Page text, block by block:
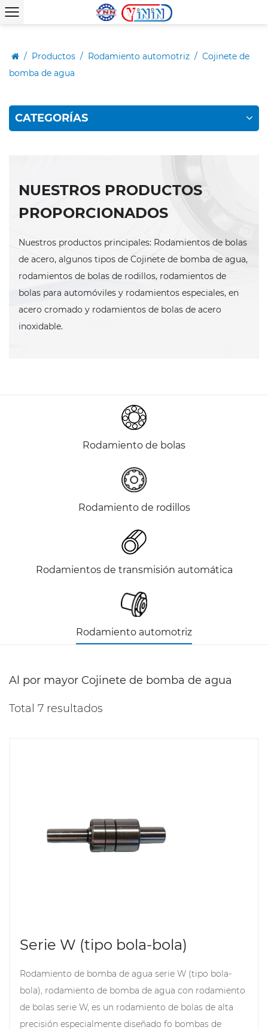
/ Productos / Rodamiento automotriz / Cojinete de
bomba de agua
CATEGORÍAS
NUESTROS PRODUCTOS
PROPORCIONADOS
Nuestros productos principales: Rodamientos de bolas
de acero, algunos tipos de Cojinete de bomba de agua,
rodamientos de bolas de rodillos, rodamientos de
bolas para automóviles y rodamientos especiales, en
acero cromado y rodamientos de bolas de acero
inoxidable.
Rodamiento de bolas
Rodamiento de rodillos
Rodamientos de transmisión automática
Rodamiento automotriz
Al por mayor Cojinete de bomba de agua
Total 7 resultados
Serie W (tipo bola-bola)
Rodamiento de bomba de agua serie W (tipo bola-
bola), rodamiento de bomba de agua con rodamiento
de bolas serie W, es un rodamiento de bolas de alta
precisión especialmente diseñado fo bombas de